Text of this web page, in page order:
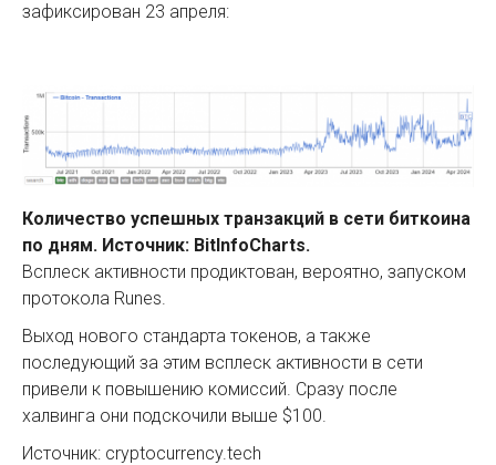
зафиксирован 23 апреля:
Количество успешных транзакций в сети биткоина
по дням. Источник: BitInfoCharts.
Всплеск активности продиктован, вероятно, запуском
протокола Runes.
Выход нового стандарта токенов, а также
последующий за этим всплеск активности в сети
привели к повышению комиссий. Сразу после
халвинга они подскочили выше $100.
Источник: cryptocurrency.tech